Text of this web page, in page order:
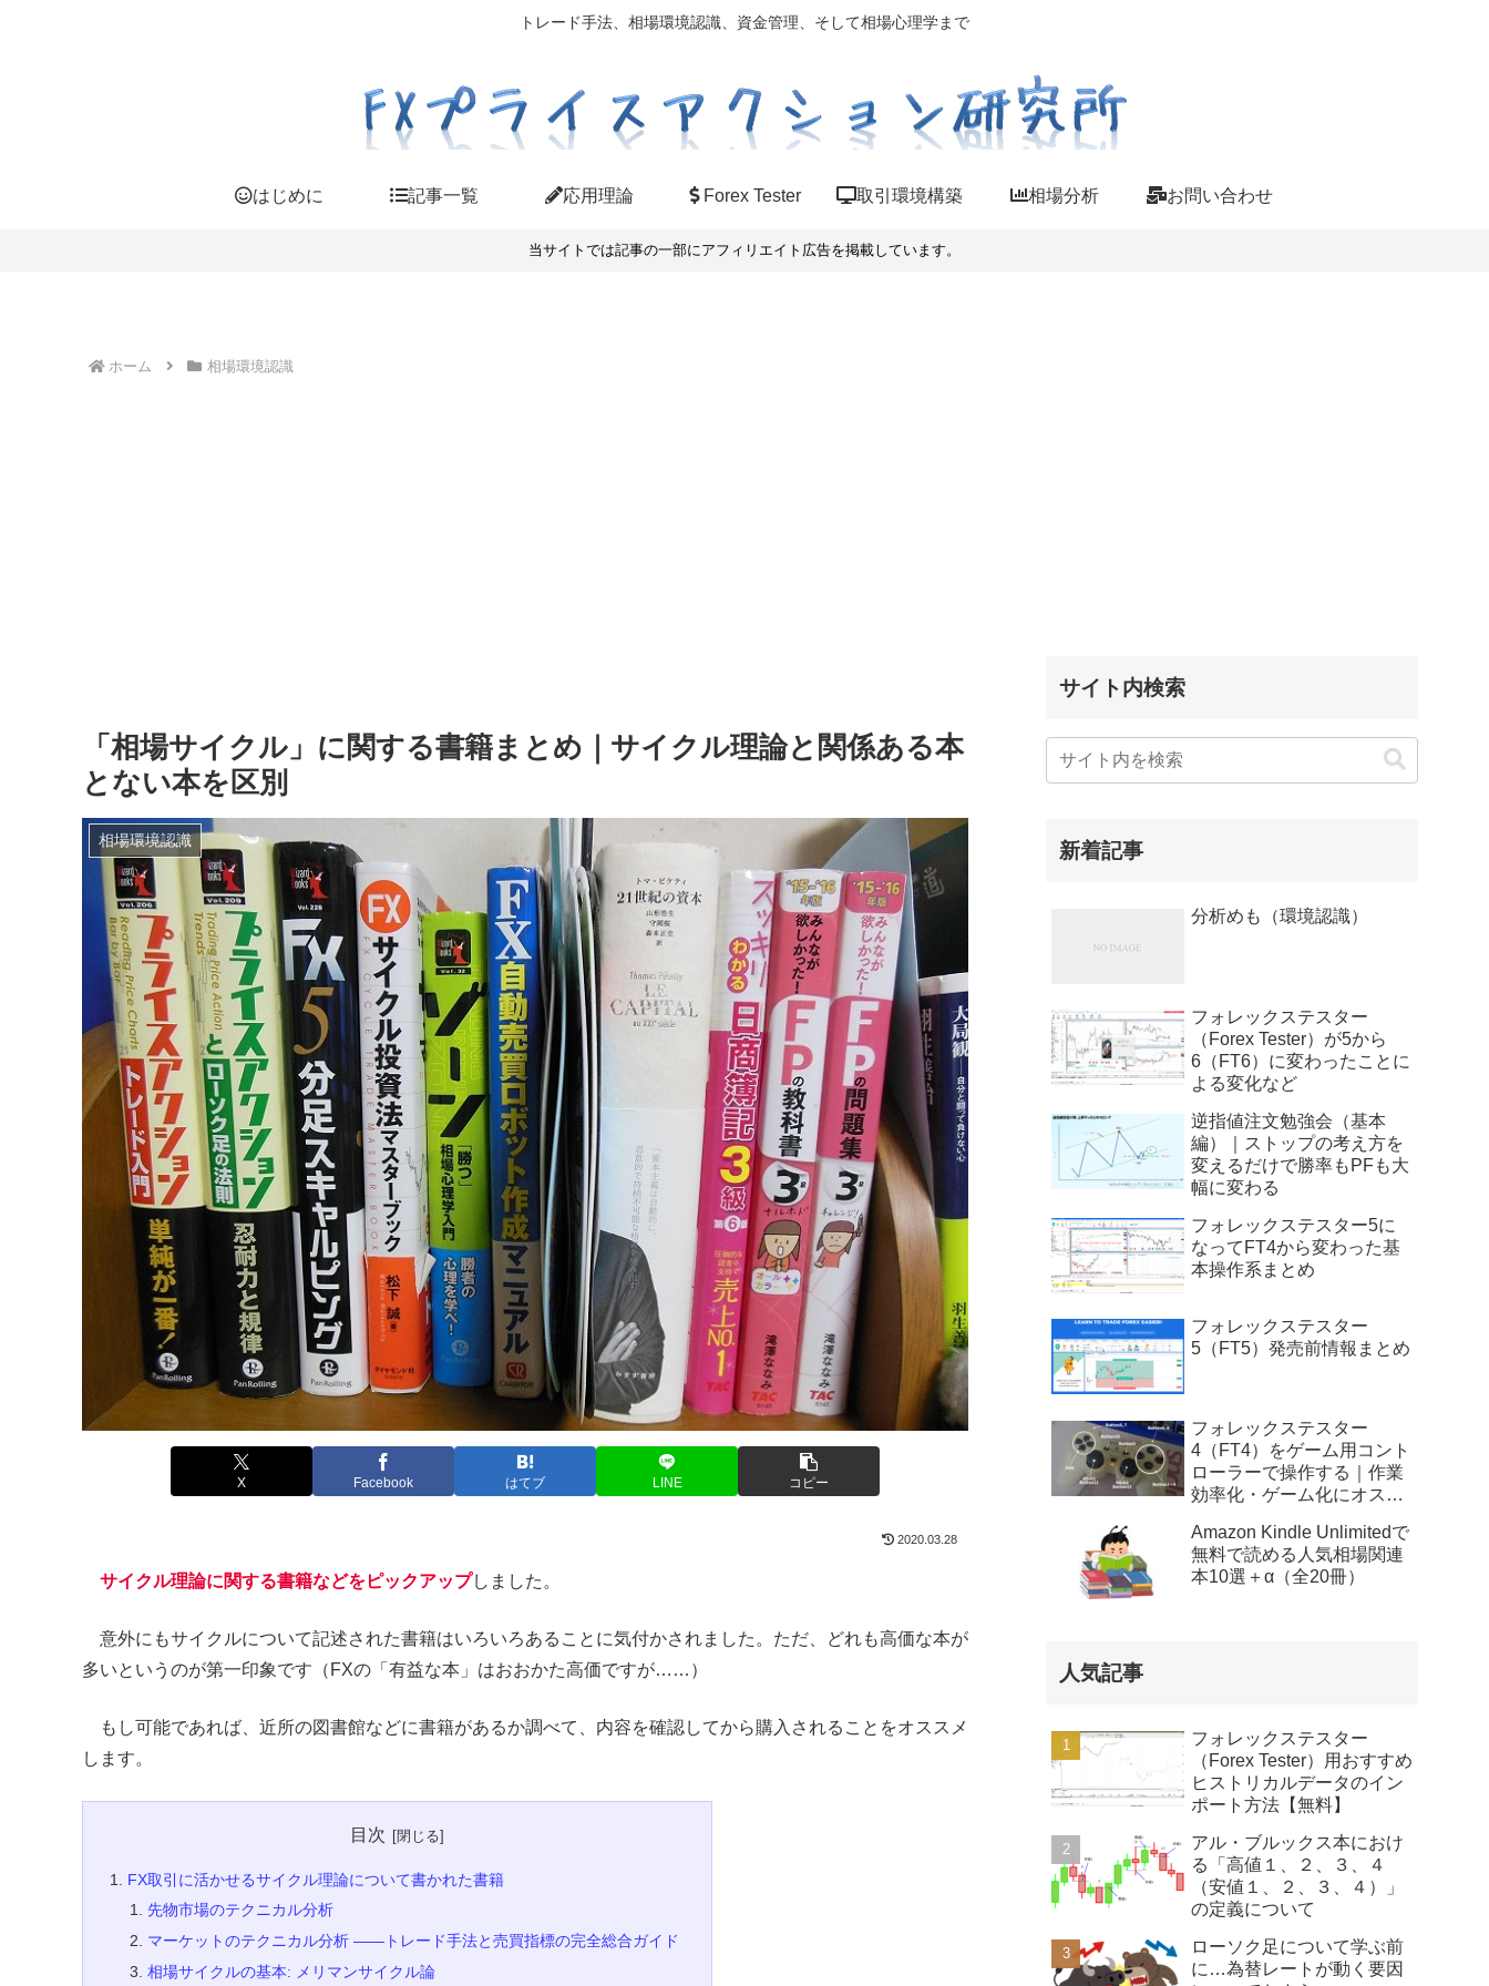
トレード手法、相場環境認識、資金管理、そして相場心理学まで
はじめに 記事一覧 応用理論 Forex Tester 取引環境構築 相場分析 お問い合わせ
当サイトでは記事の一部にアフィリエイト広告を掲載しています。
ホーム 相場環境認識
「相場サイクル」に関する書籍まとめ｜サイクル理論と関係ある本
とない本を区別
相場環境認識
X Facebook はてブ LINE コピー
2020.03.28
サイクル理論に関する書籍などをピックアップしました。
意外にもサイクルについて記述された書籍はいろいろあることに気付かされました。ただ、どれも高価な本が
多いというのが第一印象です（FXの「有益な本」はおおかた高価ですが……）
もし可能であれば、近所の図書館などに書籍があるか調べて、内容を確認してから購入されることをオススメ
します。
目次
FX取引に活かせるサイクル理論について書かれた書籍
先物市場のテクニカル分析
マーケットのテクニカル分析 ――トレード手法と売買指標の完全総合ガイド
相場サイクルの基本: メリマンサイクル論
サイト内検索
新着記事
分析めも（環境認識）
フォレックステスター
（Forex Tester）が5から
6（FT6）に変わったことに
よる変化など
逆指値注文勉強会（基本
編）｜ストップの考え方を
変えるだけで勝率もPFも大
幅に変わる
フォレックステスター5に
なってFT4から変わった基
本操作系まとめ
フォレックステスター
5（FT5）発売前情報まとめ
フォレックステスター
4（FT4）をゲーム用コント
ローラーで操作する｜作業
効率化・ゲーム化にオスス
Amazon Kindle Unlimitedで
無料で読める人気相場関連
本10選＋α（全20冊）
人気記事
フォレックステスター
（Forex Tester）用おすすめ
ヒストリカルデータのイン
ポート方法【無料】
アル・ブルックス本におけ
る「高値１、２、３、４
（安値１、２、３、４）」
の定義について
ローソク足について学ぶ前
に…為替レートが動く要因